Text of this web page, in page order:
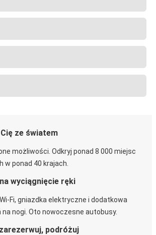
ze światem
możliwości. Odkryj ponad 8 000 miejsc
w ponad 40 krajach.
wyciągnięcie ręki
Fi, gniazdka elektryczne i dodatkowa
nogi. Oto nowoczesne autobusy.
podróżuj